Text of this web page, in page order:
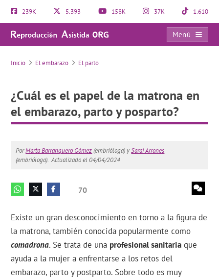
239K 5.393 158K 37K 1.610
Menú
¿Cuál es el papel de la matrona en el embarazo, parto y posparto?
Inicio El embarazo El parto
¿Cuál es el papel de la matrona en
el embarazo, parto y posparto?
PorMarta Barranquero Gómez(embrióloga) ySarai Arrones
(embrióloga). Actualizado el 04/04/2024
70
Existe un gran desconocimiento en torno a la figura de
la matrona, también conocida popularmente como
comadrona. Se trata de una profesional sanitaria que
ayuda a la mujer a enfrentarse a los retos del
embarazo, parto y postparto. Sobre todo es muy